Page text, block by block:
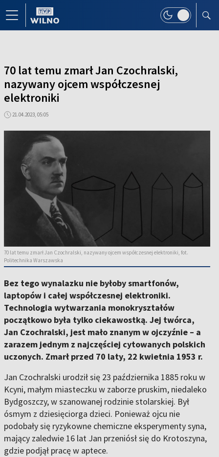
70 lat temu zmarł Jan Czochralski,
nazywany ojcem współczesnej
elektroniki
21.04.2023, 05:05
70 lat temu zmarł Jan Czochralski, nazywany ojcem współczesnej elektroniki, fot.
Politechnika Warszawska
Bez tego wynalazku nie byłoby smartfonów,
laptopów i całej współczesnej elektroniki.
Technologia wytwarzania monokryształów
początkowo była tylko ciekawostką. Jej twórca,
Jan Czochralski, jest mało znanym w ojczyźnie – a
zarazem jednym z najczęściej cytowanych polskich
uczonych. Zmarł przed 70 laty, 22 kwietnia 1953 r.
Jan Czochralski urodził się 23 października 1885 roku w
Kcyni, małym miasteczku w zaborze pruskim, niedaleko
Bydgoszczy, w szanowanej rodzinie stolarskiej. Był
ósmym z dziesięciorga dzieci. Ponieważ ojcu nie
podobały się ryzykowne chemiczne eksperymenty syna,
mający zaledwie 16 lat Jan przeniósł się do Krotoszyna,
gdzie podjął pracę w aptece.